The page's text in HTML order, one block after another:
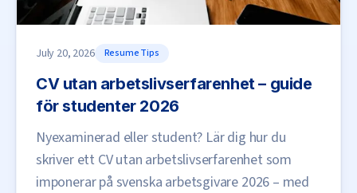
July 20, 2026 Resume Tips
CV utan arbetslivserfarenhet – guide
för studenter 2026
Nyexaminerad eller student? Lär dig hur du
skriver ett CV utan arbetslivserfarenhet som
imponerar på svenska arbetsgivare 2026 – med